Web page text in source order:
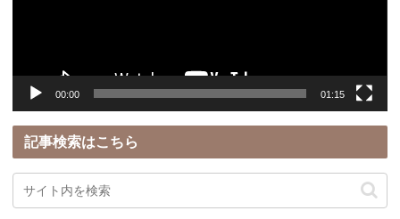
00:00 01:15
記事検索はこちら